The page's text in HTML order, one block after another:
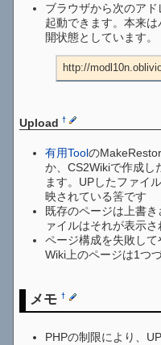
ブラウザから次のア
起動できます。本来
開状態としています。
http://
Upload†
有用Toolの
か、CS2Wikiで作成し
ます。UPしたファイ
映されている筈です
既存のページは上書
ァイルはそれが表示
ページ構成を失敗し
Wiki上のページは1つ
メモ†
PHPの制限により、